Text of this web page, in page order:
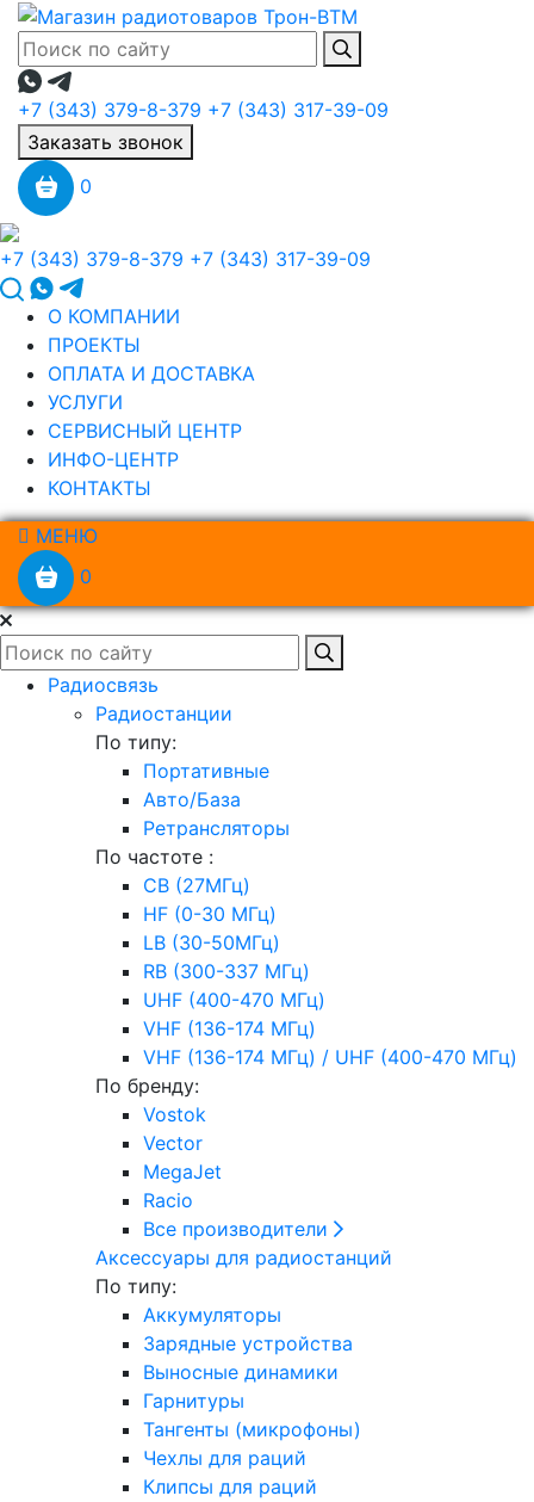
+7 (343) 379-8-379 +7 (343) 317-39-09
Заказать звонок
0
+7 (343) 379-8-379 +7 (343) 317-39-09
О КОМПАНИИ
ПРОЕКТЫ
ОПЛАТА И ДОСТАВКА
УСЛУГИ
СЕРВИСНЫЙ ЦЕНТР
ИНФО-ЦЕНТР
КОНТАКТЫ
МЕНЮ
0
Радиосвязь
Радиостанции
По типу:
Портативные
Авто/База
Ретрансляторы
По частоте :
CB (27МГц)
HF (0-30 МГц)
LB (30-50МГц)
RB (300-337 МГц)
UHF (400-470 МГц)
VHF (136-174 МГц)
VHF (136-174 МГц) / UHF (400-470 МГц)
По бренду:
Vostok
Vector
MegaJet
Racio
Все производители
Аксессуары для радиостанций
По типу:
Аккумуляторы
Зарядные устройства
Выносные динамики
Гарнитуры
Тангенты (микрофоны)
Чехлы для раций
Клипсы для раций